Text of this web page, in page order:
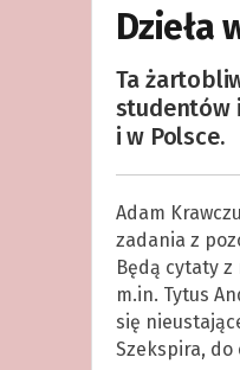
Dzieła
Ta
studentów
i w Polsce.
Adam
zadania z
Będą cytaty
m.in. Tytus
się
Szekspira, do